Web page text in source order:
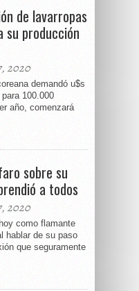
de lavarropas
su producción
2020
demandó u$s
100.000
año, comenzará
sobre su
a todos
2020
como flamante
hablar de su paso
que seguramente